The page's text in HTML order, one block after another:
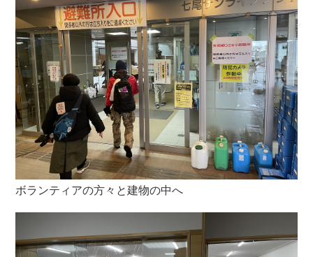
ボランティアの方々と建物の中へ